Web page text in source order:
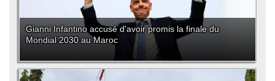
Gianni Infantino accusé d'avoir promis la finale du
Mondial 2030 au Maroc